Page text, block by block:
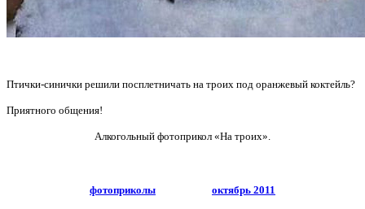
Птички-синички решили посплетничать на троих под оранжевый коктейль?
Приятного общения!
Алкогольный фотоприкол «На троих».
фотоприколы октябрь 2011